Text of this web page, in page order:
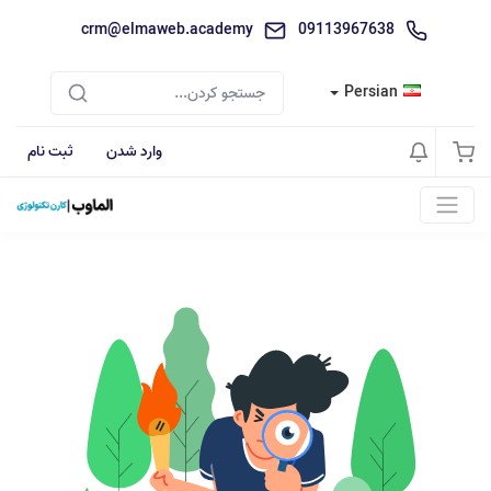
09113967638
crm@elmaweb.academy
Persian
وارد شدن ثبت نام